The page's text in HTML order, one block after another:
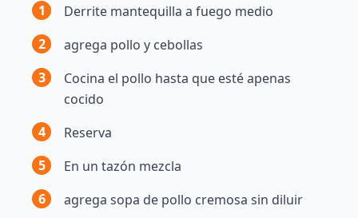
1
Derrite mantequilla a fuego medio
2
agrega pollo y cebollas
3
Cocina el pollo hasta que esté apenas
cocido
4
Reserva
5
En un tazón mezcla
6
agrega sopa de pollo cremosa sin diluir